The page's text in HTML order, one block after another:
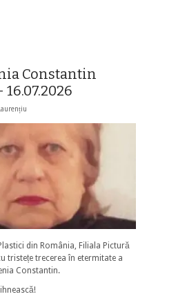
Constantin
16.07.2026
din România, Filiala Pictură
tristețe trecerea în etermitate a
Constantin.